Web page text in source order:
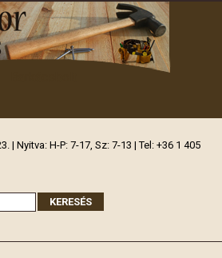
| Nyitva: H-P: 7-17, Sz: 7-13 | Tel: +36 1 405